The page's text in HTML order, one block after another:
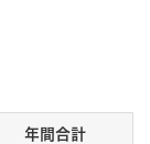
年間合計